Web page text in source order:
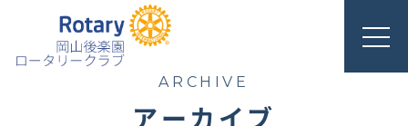
ARCHIVE
アーカイブ